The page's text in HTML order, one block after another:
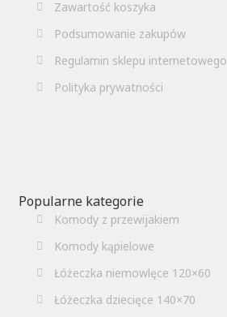
Zawartość koszyka
Podsumowanie zakupów
Regulamin sklepu internetowego
Polityka prywatności
Popularne kategorie
Komody z przewijakiem
Komody kąpielowe
Łóżeczka niemowlęce 120×60
Łóżeczka dziecięce 140×70